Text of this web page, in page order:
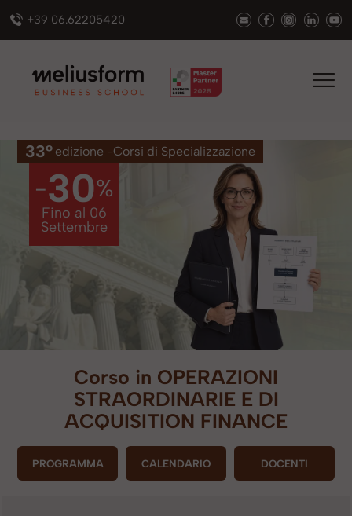
+39 06.62205420
33° edizione -Corsi di Specializzazione
Corso in OPERAZIONI
STRAORDINARIE E DI
ACQUISITION FINANCE
PROGRAMMA CALENDARIO DOCENTI
-30%
Fino al 06
Settembre